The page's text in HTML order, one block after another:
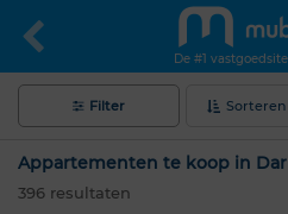
De #1
Filter Sorteren
Appartementen te koop in Dar
396 resultaten